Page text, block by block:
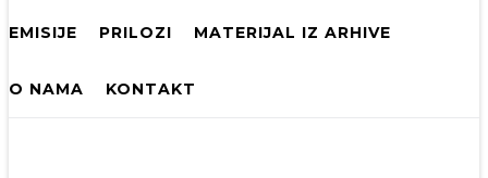
EMISIJE PRILOZI MATERIJAL IZ ARHIVE
O NAMA KONTAKT